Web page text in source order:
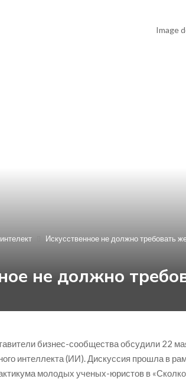
Искусственное не должно требовать
не должно
бизнес-сообщества обсудили 22
интеллекта (ИИ). Дискуссия прошла в
молодых ученых-юристов в